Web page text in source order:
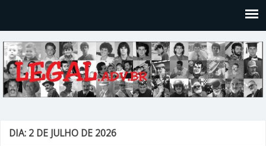
DIA: 2 DE JULHO DE 2026